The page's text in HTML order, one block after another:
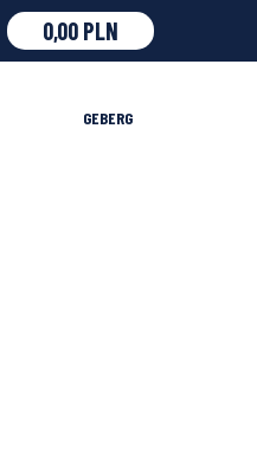
0,00 PLN
GEBERG